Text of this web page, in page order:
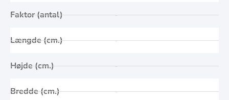
Faktor (antal)
Længde (cm.)
Højde (cm.)
Bredde (cm.)
-
-
-
-